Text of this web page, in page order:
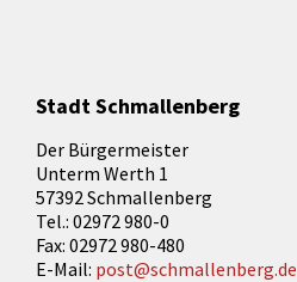
Stadt Schmallenberg
Der Bürgermeister
Unterm Werth 1
57392 Schmallenberg
Tel.: 02972 980-0
Fax: 02972 980-480
E-Mail: post@schmallenberg.de